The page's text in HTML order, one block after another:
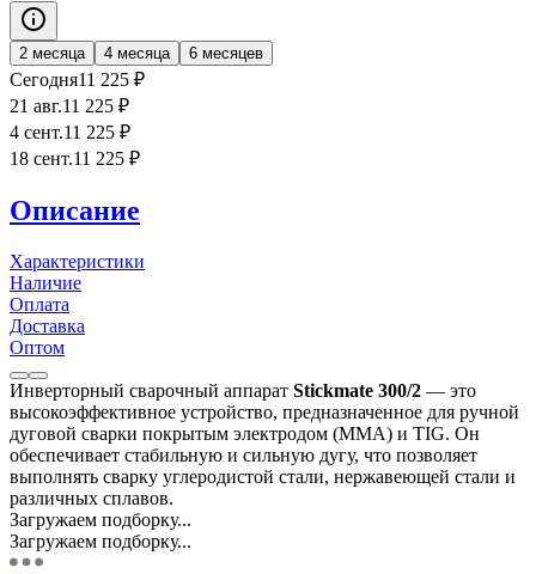
2 месяца 4 месяца 6 месяцев
Сегодня11 225 ₽
21 авг.11 225 ₽
4 сент.11 225 ₽
18 сент.11 225 ₽
Описание
Характеристики
Наличие
Оплата
Доставка
Оптом
Инверторный сварочный аппарат Stickmate 300/2 — это
высокоэффективное устройство, предназначенное для ручной
дуговой сварки покрытым электродом (MMA) и TIG. Он
обеспечивает стабильную и сильную дугу, что позволяет
выполнять сварку углеродистой стали, нержавеющей стали и
различных сплавов.
Загружаем подборку...
Загружаем подборку...